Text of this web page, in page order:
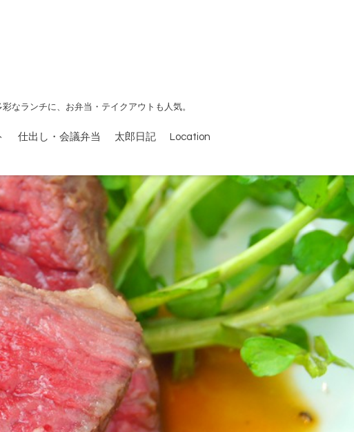
なランチに、お弁当・テイクアウトも人気。
仕出し・会議弁当 太郎日記
Location